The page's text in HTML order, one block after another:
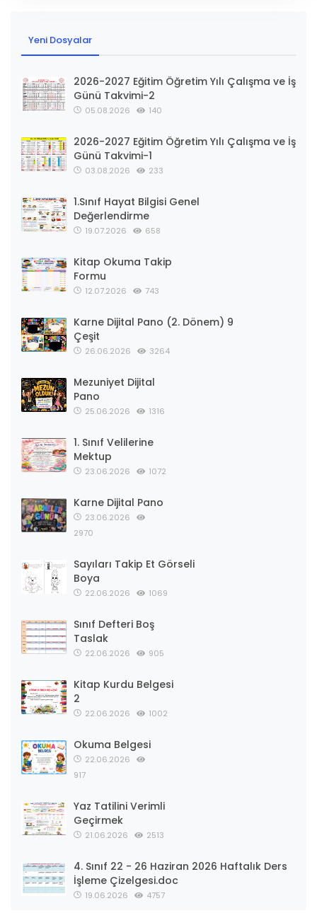
Yeni Dosyalar
2026-2027 Eğitim Öğretim Yılı Çalışma ve İş
Günü Takvimi-2
05.08.2026 140
2026-2027 Eğitim Öğretim Yılı Çalışma ve İş
Günü Takvimi-1
03.08.2026 233
1.Sınıf Hayat Bilgisi Genel
Değerlendirme
19.07.2026 658
Kitap Okuma Takip
Formu
12.07.2026 743
Karne Dijital Pano (2. Dönem) 9
Çeşit
26.06.2026 3264
Mezuniyet Dijital
Pano
25.06.2026 1316
1. Sınıf Velilerine
Mektup
23.06.2026 1072
Karne Dijital Pano
23.06.2026
2970
Sayıları Takip Et Görseli
Boya
22.06.2026 1069
Sınıf Defteri Boş
Taslak
22.06.2026 905
Kitap Kurdu Belgesi
2
22.06.2026 1002
Okuma Belgesi
22.06.2026
917
Yaz Tatilini Verimli
Geçirmek
21.06.2026 2513
4. Sınıf 22 - 26 Haziran 2026 Haftalık Ders
İşleme Çizelgesi.doc
19.06.2026 4757